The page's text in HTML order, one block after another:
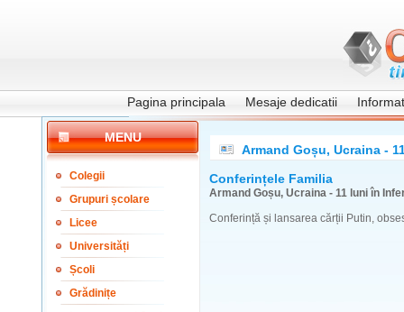
Pagina principala Mesaje dedicatii
MENU
Colegii
Grupuri școlare
Licee
Universități
Școli
Grădinițe
Armand Goșu, Ucraina -
Conferințele Familia
Armand Goșu, Ucraina - 11 luni în
Conferință și lansarea cărții Putin,